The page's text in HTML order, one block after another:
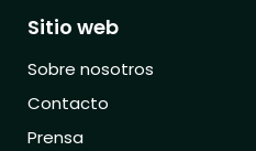
Sitio web
Sobre nosotros
Contacto
Prensa